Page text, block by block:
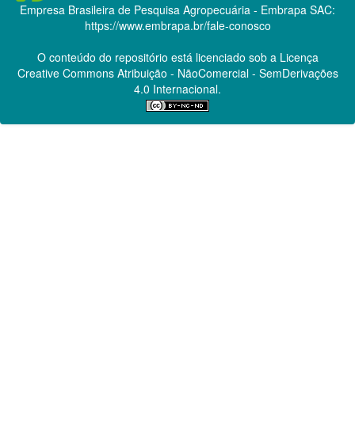
Empresa Brasileira de Pesquisa Agropecuária - Embrapa SAC:
https://www.embrapa.br/fale-conosco
O conteúdo do repositório está licenciado sob a Licença
Creative CommonsAtribuição - NãoComercial - SemDerivações
4.0 Internacional.